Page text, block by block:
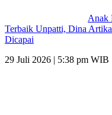
Anak
Terbaik Unpatti, Dina
Dicapai
29 Juli 2026 | 5:38 pm WIB